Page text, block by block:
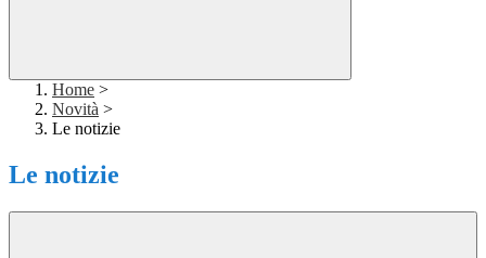
Home >
Novità >
Le notizie
Le notizie